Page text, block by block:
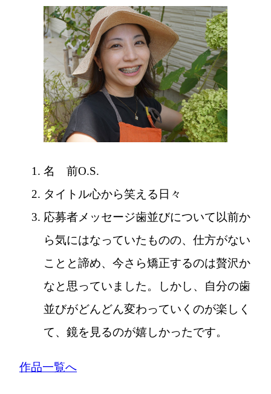
名 前O.S.
タイトル心から笑える日々
応募者メッセージ歯並びについて以前か
ら気にはなっていたものの、仕方がない
ことと諦め、今さら矯正するのは贅沢か
なと思っていました。しかし、自分の歯
並びがどんどん変わっていくのが楽しく
て、鏡を見るのが嬉しかったです。
作品一覧へ